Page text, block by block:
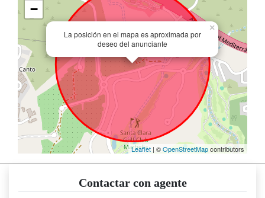
La posición en el mapa es aproximada por
deseo del anunciante
×
−
Leaflet | ©OpenStreetMapcontributors
Contactar con agente